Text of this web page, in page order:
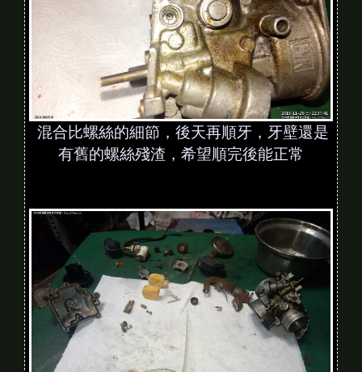
混合比螺絲的細節，後天再順牙，牙壁還是
有舊的螺絲殘渣，希望順完後能正常